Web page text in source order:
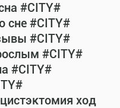
#CITY#
сне #CITY#
#CITY#
#CITY#
#CITY#
ход